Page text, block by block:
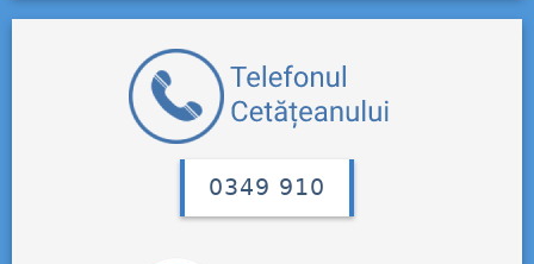
0349 910